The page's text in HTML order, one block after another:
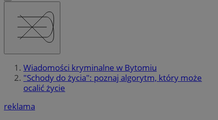
Wiadomości kryminalne w Bytomiu
"Schody do życia": poznaj algorytm, który może
ocalić życie
reklama